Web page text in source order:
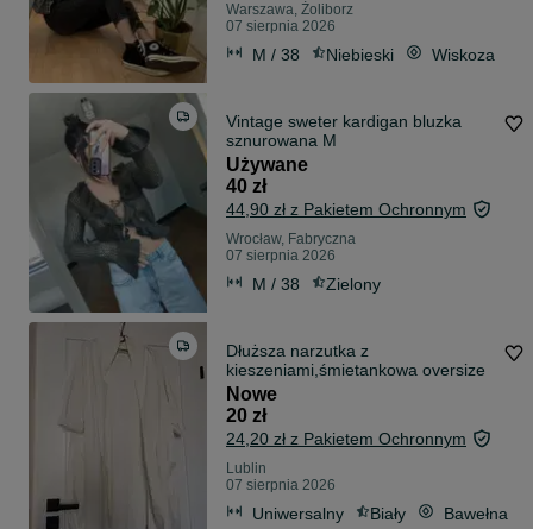
Warszawa, Żoliborz
07 sierpnia 2026
M / 38 Niebieski Wiskoza
Vintage sweter kardigan bluzka
sznurowana M
Używane
40 zł
44,90 zł z Pakietem Ochronnym
Wrocław, Fabryczna
07 sierpnia 2026
M / 38 Zielony
Dłuższa narzutka z
kieszeniami,śmietankowa oversize
Nowe
20 zł
24,20 zł z Pakietem Ochronnym
Lublin
07 sierpnia 2026
Uniwersalny Biały Bawełna